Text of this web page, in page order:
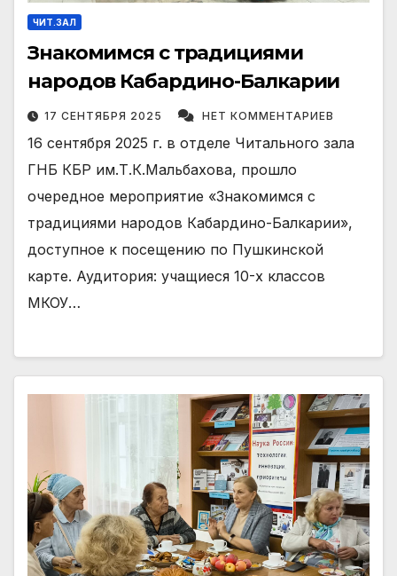
ЧИТ.ЗАЛ
Знакомимся с традициями
народов Кабардино-Балкарии
17 СЕНТЯБРЯ 2025 НЕТ КОММЕНТАРИЕВ
16 сентября 2025 г. в отделе Читального зала
ГНБ КБР им.Т.К.Мальбахова, прошло
очередное мероприятие «Знакомимся с
традициями народов Кабардино-Балкарии»,
доступное к посещению по Пушкинской
карте. Аудитория: учащиеся 10-х классов
МКОУ…